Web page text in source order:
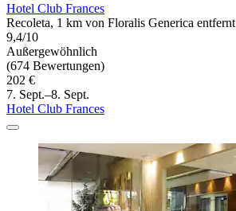
Hotel Club Frances
Recoleta, 1 km von Floralis Generica entfernt
9,4/10
Außergewöhnlich
(674 Bewertungen)
202 €
7. Sept.–8. Sept.
Hotel Club Frances